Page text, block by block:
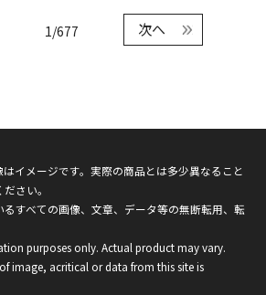
1/677 次へ
イメージです。実際の商品とは多少異なること
さい。
すべての画像、文章、データ等の無断転用、転
purposes only. Actual product may vary.
image, acritical or data from this site is